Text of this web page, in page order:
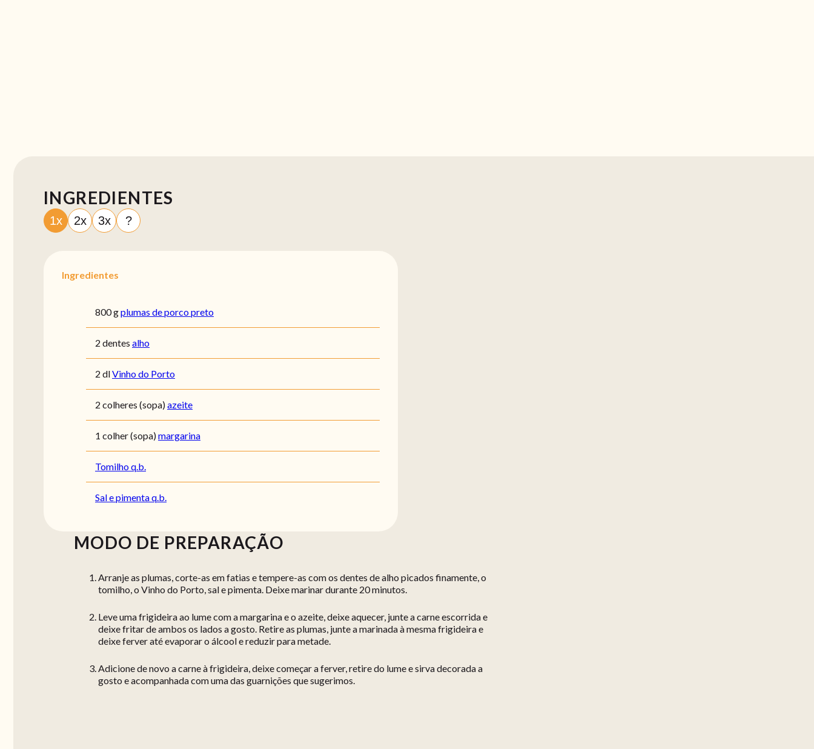
INGREDIENTES
1x 2x 3x ?
Ingredientes
800 gplumas de porco preto
2 dentes alho
2 dlVinho do Porto
2 colheres (sopa)azeite
1 colher (sopa)margarina
Tomilho q.b.
Sal e pimenta q.b.
MODO DE PREPARAÇÃO
Arranje as plumas, corte-as em fatias e tempere-as com os dentes de alho picados finamente, o
tomilho, o Vinho do Porto, sal e pimenta. Deixe marinar durante 20 minutos.
Leve uma frigideira ao lume com a margarina e o azeite, deixe aquecer, junte a carne escorrida e
deixe fritar de ambos os lados a gosto. Retire as plumas, junte a marinada à mesma frigideira e
deixe ferver até evaporar o álcool e reduzir para metade.
Adicione de novo a carne à frigideira, deixe começar a ferver, retire do lume e sirva decorada a
gosto e acompanhada com uma das guarnições que sugerimos.